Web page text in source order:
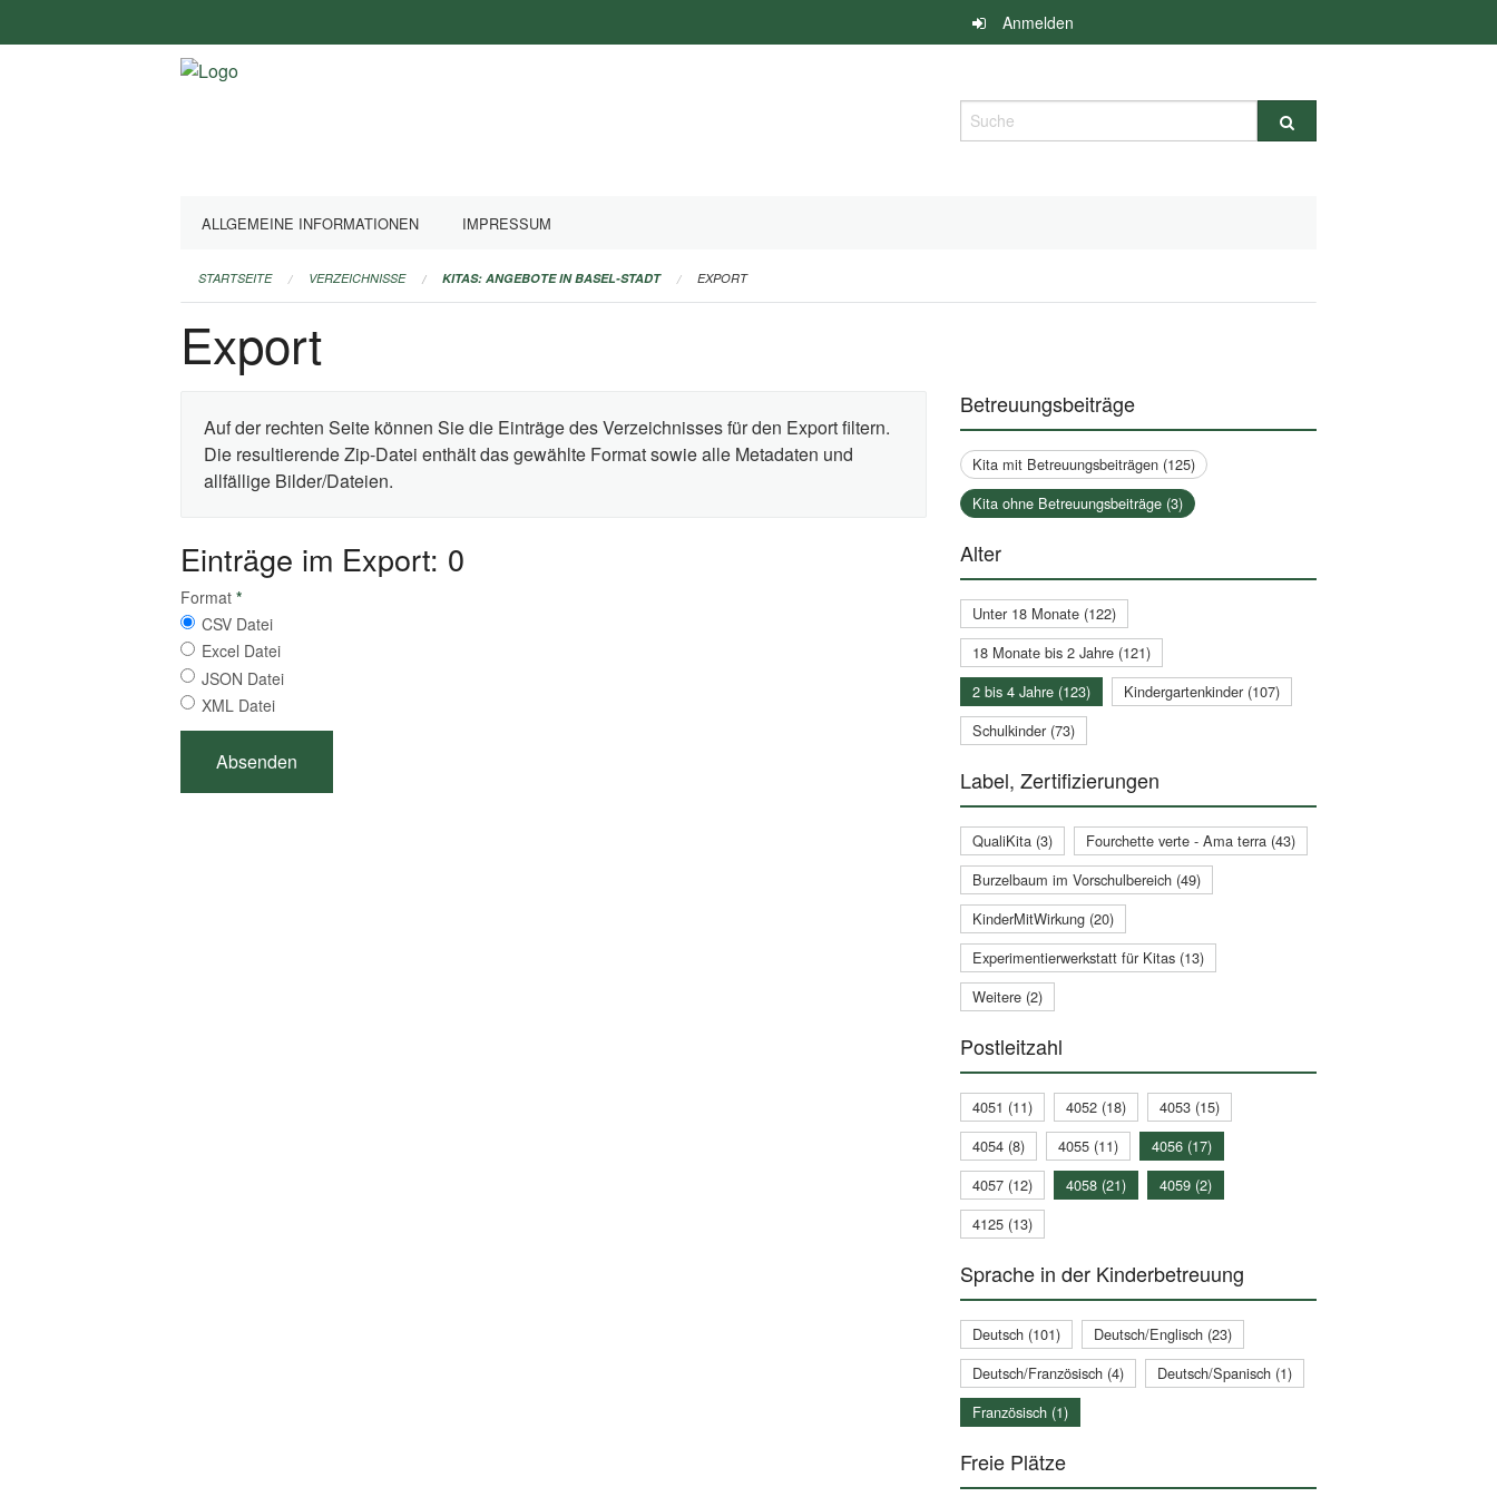
überspringen
Anmelden
Suche
ALLGEMEINE INFORMATIONEN IMPRESSUM
STARTSEITE VERZEICHNISSE KITAS: ANGEBOTE IN BASEL-STADT EXPORT
Export
Auf der rechten Seite können Sie die Einträge des Verzeichnisses für den Export filtern.
Die resultierende Zip-Datei enthält das gewählte Format sowie alle Metadaten und
allfällige Bilder/Dateien.
Einträge im Export: 0
Format *
CSV Datei
Excel Datei
JSON Datei
XML Datei
Betreuungsbeiträge
Kita mit Betreuungsbeiträgen (125)
Kita ohne Betreuungsbeiträge (3)
Alter
Unter 18 Monate (122)
18 Monate bis 2 Jahre (121)
2 bis 4 Jahre (123)
Kindergartenkinder (107)
Schulkinder (73)
Label, Zertifizierungen
QualiKita (3)
Fourchette verte - Ama terra (43)
Burzelbaum im Vorschulbereich (49)
KinderMitWirkung (20)
Experimentierwerkstatt für Kitas (13)
Weitere (2)
Postleitzahl
4051 (11) 4052 (18)
4053 (15)
4054 (8)
4055 (11)
4056 (17)
4057 (12)
4058 (21)
4059 (2)
4125 (13)
Sprache in der Kinderbetreuung
Deutsch (101)
Deutsch/Englisch (23)
Deutsch/Französisch (4)
Deutsch/Spanisch (1)
Französisch (1)
Freie Plätze